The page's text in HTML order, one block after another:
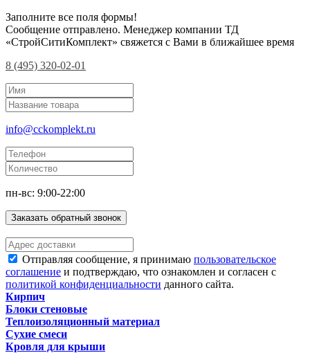
Заполните все поля формы!
Сообщение отправлено. Менеджер компании ТД
«СтройСитиКомплект» свяжется с Вами в ближайшее время
8 (495) 320-02-01
info@cckomplekt.ru
пн-вс: 9:00-22:00
Заказать обратный звонок
Отправляя сообщение, я принимаю пользовательское
соглашение и подтверждаю, что ознакомлен и согласен с
политикой конфиденциальности данного сайта.
Кирпич
Блоки стеновые
Теплоизоляционный материал
Сухие смеси
Кровля для крыши